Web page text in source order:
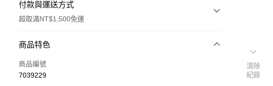
付款與運送方式
超取滿NT$1,500免運
付款方式
信用卡一次付款
商品特色
商品編號
7039229
清除
紀錄